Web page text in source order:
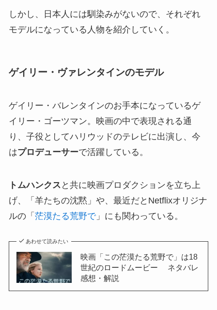
しかし、日本人には馴染みがないので、それぞれ
モデルになっている人物を紹介していく。
ゲイリー・ヴァレンタインのモデル
ゲイリー・バレンタインのお手本になっているゲ
イリー・ゴーツマン。映画の中で表現される通
り、子役としてハリウッドのテレビに出演し、今
はプロデューサーで活躍している。
トムハンクス と共に映画プロダクションを立ち上
げ、「羊たちの沈黙」や、最近だとNetflixオリジナ
ルの「 茫漠たる荒野で」にも関わっている。
あわせて読みたい
映画「この茫漠たる荒野で」は18
世紀のロードムービー ネタバレ
感想・解説